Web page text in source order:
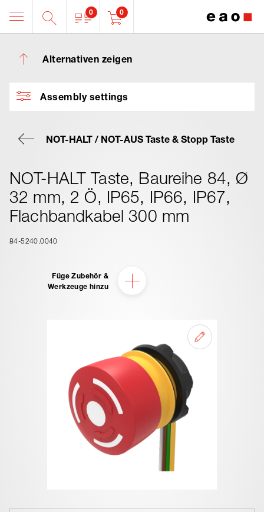
0 0
Alternativen zeigen
Assembly settings
NOT-HALT / NOT-AUS Taste & Stopp Taste
NOT-HALT Taste, Baureihe 84, Ø
32 mm, 2 Ö, IP65, IP66, IP67,
Flachbandkabel 300 mm
84-5240.0040
Füge Zubehör &
Werkzeuge hinzu